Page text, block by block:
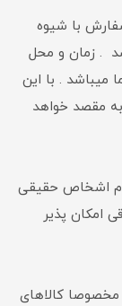
با شیوه
. زمان و محل
میباشد . با این
مقصد خواهد
اشخاص حقیقی
امکان پذیر
مخصوصا کالاهای